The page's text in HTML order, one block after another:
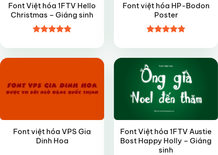
Font Việt hóa 1FTV Hello
Christmas – Giáng sinh
hạng4.85
sao
Font việt hóa HP-Bodon
Poster
hạng4.85
sao
Font việt hóa VPS Gia
Dinh Hoa
Font Việt hóa 1FTV Austie
Bost Happy Holly – Giáng
sinh